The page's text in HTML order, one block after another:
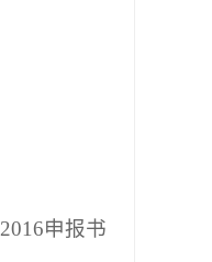
2016申报书